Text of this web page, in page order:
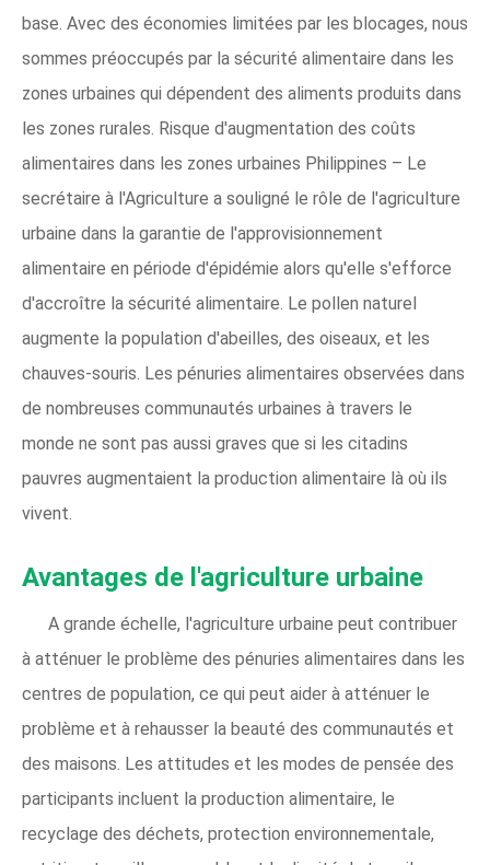
base. Avec des économies limitées par les blocages, nous
sommes préoccupés par la sécurité alimentaire dans les
zones urbaines qui dépendent des aliments produits dans
les zones rurales. Risque d'augmentation des coûts
alimentaires dans les zones urbaines Philippines – Le
secrétaire à l'Agriculture a souligné le rôle de l'agriculture
urbaine dans la garantie de l'approvisionnement
alimentaire en période d'épidémie alors qu'elle s'efforce
d'accroître la sécurité alimentaire. Le pollen naturel
augmente la population d'abeilles, des oiseaux, et les
chauves-souris. Les pénuries alimentaires observées dans
de nombreuses communautés urbaines à travers le
monde ne sont pas aussi graves que si les citadins
pauvres augmentaient la production alimentaire là où ils
vivent.
Avantages de l'agriculture urbaine
A grande échelle, l'agriculture urbaine peut contribuer
à atténuer le problème des pénuries alimentaires dans les
centres de population, ce qui peut aider à atténuer le
problème et à rehausser la beauté des communautés et
des maisons. Les attitudes et les modes de pensée des
participants incluent la production alimentaire, le
recyclage des déchets, protection environnementale,